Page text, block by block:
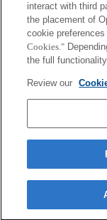
SEL14TC
카메라를 연속 AF로
확대 값 사용 시 해당
지 않습니다.
interact with third
the placement of
cookie
Cookies."
the full
Review our